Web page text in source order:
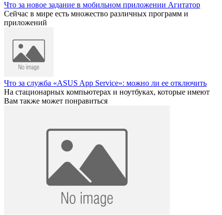
Что за новое задание в мобильном приложении Агитатор
Сейчас в мире есть множество различных программ и
приложений
Что за служба «ASUS App Service»: можно ли ее отключить
На стационарных компьютерах и ноутбуках, которые имеют
Вам также может понравиться